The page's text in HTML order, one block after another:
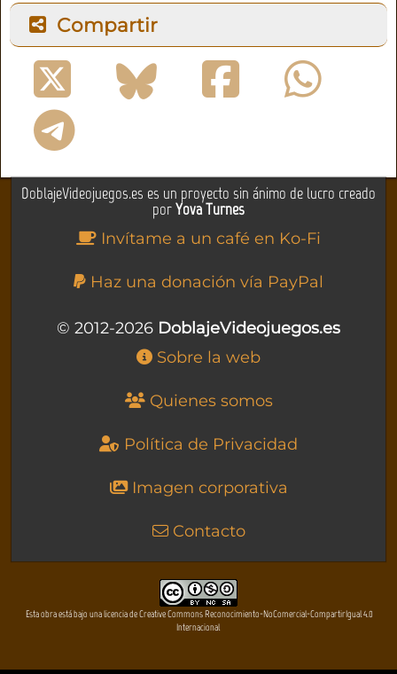
Compartir
DoblajeVideojuegos.es es un proyecto sin ánimo de lucro creado
porYova Turnes
Invítame a un café en Ko-Fi
Haz una donación vía PayPal
© 2012-2026 DoblajeVideojuegos.es
Sobre la web
Quienes somos
Política de Privacidad
Imagen corporativa
Contacto
Esta obra está bajo una licencia de Creative Commons Reconocimiento-NoComercial-CompartirIgual 4.0
Internacional